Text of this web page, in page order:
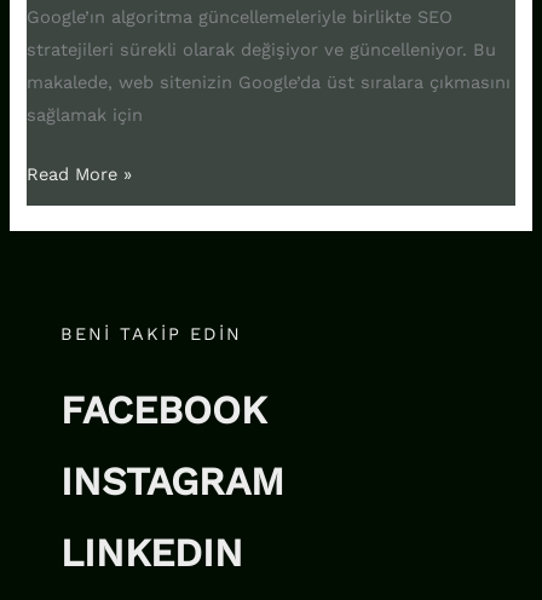
Google’ın algoritma güncellemeleriyle birlikte SEO
stratejileri sürekli olarak değişiyor ve güncelleniyor. Bu
makalede, web sitenizin Google’da üst sıralara çıkmasını
sağlamak için
Read More »
BENİ TAKİP EDIN
FACEBOOK
INSTAGRAM
LINKEDIN